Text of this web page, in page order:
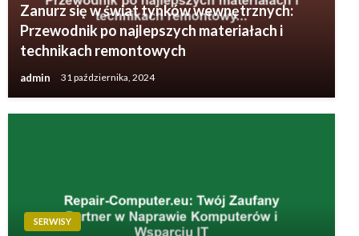
Zanurz się w świat tynków wewnętrznych:
Przewodnik po najlepszych materiałach i
technikach remontowych
admin 31 października, 2024
SERWISY